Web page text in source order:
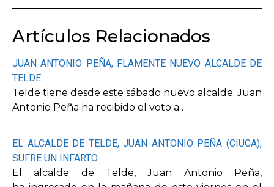
Artículos Relacionados
JUAN ANTONIO PEÑA, FLAMENTE NUEVO ALCALDE DE
TELDE
Telde tiene desde este sábado nuevo alcalde. Juan
Antonio Peña ha recibido el voto a…
EL ALCALDE DE TELDE, JUAN ANTONIO PEÑA (CIUCA),
SUFRE UN INFARTO
El alcalde de Telde, Juan Antonio Peña,